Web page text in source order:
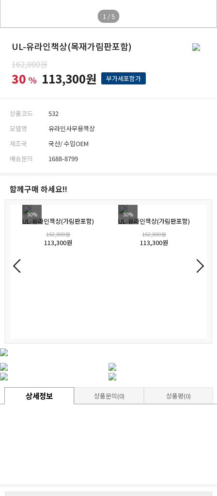
1 / 5
UL-유라인책상(목재가림판포함)
162,800원
30 % 113,300원 부가세포함가
상품코드
532
모델명
유라인사무용책상
제조국
국산/ 수입OEM
배송문의
1688-8799
함께구매 하세요!!
30%
UL-유라인책상(가림판포함)
162,800원
113,300원
30%
UL-유라인책상(가림판포함)
162,800원
113,300원
상세정보 상품문의(0) 상품평(0)